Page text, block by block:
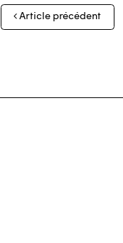
Navigation
des
Article précédent